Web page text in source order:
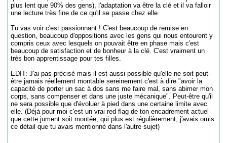
plus lent que 90% des gens), l'adaptation va être la clé et il va falloir
une lecture très fine de ce qu'il se passe chez elle.
Tu vas voir c'est passionnant ! C'est beaucoup de remise en
question, beaucoup d'oppositions avec les gens qui nous entourent y
compris ceux avec lesquels on pouvait être en phase mais c'est
beaucoup de satisfaction et de bonheur à la clé. C'est vraiment un
très bon apprentissage pour tes filles.
EDIT: J'ai pas précisé mais il est aussi possible qu'elle ne soit peut-
être jamais réellement montable sereinement c'est à dire "avoir la
capacité de porter un sac à dos sans me faire mal, sans abimer mon
corps, sans compenser et dans une juste mécanique". Peut-être qu'il
ne sera possible que d'évoluer à pied dans une certaine limite avec
elle. (Déjà pour moi c'est un vrai red flag de ton encadrement actuel
que cette jument soit montée, qui plus est régulièrement, j'avais omis
ce détail que tu avais mentionné dans l'autre sujet)